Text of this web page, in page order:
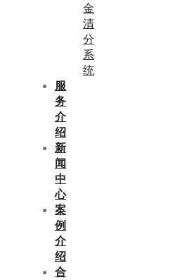
金
清
分
系
统
服
务
介
绍
新
闻
中
心
案
例
介
绍
合